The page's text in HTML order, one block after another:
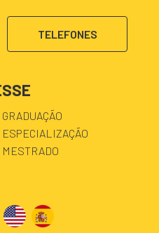
TELEFONES
GRADUAÇÃO
ESPECIALIZAÇÃO
MESTRADO